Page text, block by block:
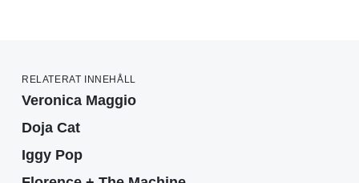
RELATERAT INNEHÅLL
Veronica Maggio
Doja Cat
Iggy Pop